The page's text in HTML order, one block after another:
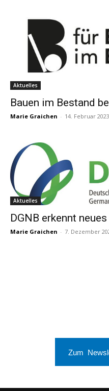
Aktuelles
Bauen im Bestand
Marie Graichen - 14. Februar 2023
Aktuelles
DGNB erkennt
Marie Graichen - 7. Dezember
Zum